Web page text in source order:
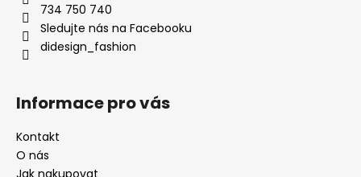
734 750 740
Sledujte nás na Facebooku
didesign_fashion
Informace pro vás
Kontakt
O nás
Jak nakupovat